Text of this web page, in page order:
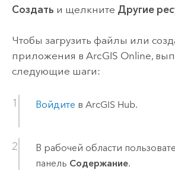
Создать и щелкните Другие
Чтобы загрузить файлы или
приложения в ArcGIS Online,
следующие шаги:
Войдите в ArcGIS Hub.
В рабочей области
панель Содержание.